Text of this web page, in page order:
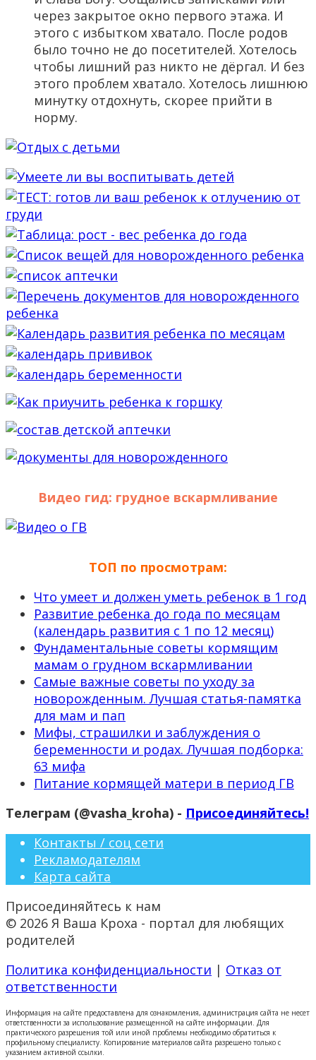
через закрытое окно первого этажа. И
этого с избытком хватало. После родов
было точно не до посетителей. Хотелось
чтобы лишний раз никто не дёргал. И без
этого проблем хватало. Хотелось лишнюю
минутку отдохнуть, скорее прийти в
норму.
Видео гид: грудное вскармливание
ТОП по просмотрам:
Что умеет и должен уметь ребенок в 1 год
Развитие ребенка до года по месяцам
(календарь развития с 1 по 12 месяц)
Фундаментальные советы кормящим
мамам о грудном вскармливании
Самые важные советы по уходу за
новорожденным. Лучшая статья-памятка
для мам и пап
Мифы, страшилки и заблуждения о
беременности и родах. Лучшая подборка:
63 мифа
Питание кормящей матери в период ГВ
Телеграм (@vasha_kroha) - Присоединяйтесь!
Контакты / соц сети
Рекламодателям
Карта сайта
Присоединяйтесь к нам
© 2026 Я Ваша Кроха - портал для любящих
родителей
Политика конфиденциальности | Отказ от
ответственности
Информация на сайте предоставлена для ознакомления, администрация сайта не несет
ответственности за использование размещенной на сайте информации. Для
практического разрешения той или иной проблемы необходимо обратиться к
профильному специалисту. Копирование материалов сайта разрешено только с
указанием активной ссылки.